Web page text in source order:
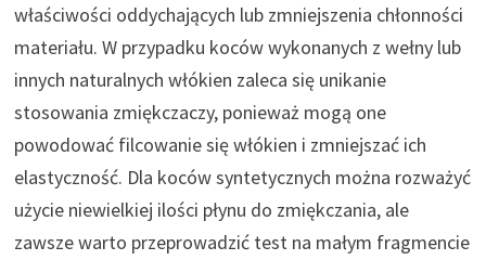
właściwości oddychających lub zmniejszenia chłonności
materiału. W przypadku koców wykonanych z wełny lub
innych naturalnych włókien zaleca się unikanie
stosowania zmiękczaczy, ponieważ mogą one
powodować filcowanie się włókien i zmniejszać ich
elastyczność. Dla koców syntetycznych można rozważyć
użycie niewielkiej ilości płynu do zmiękczania, ale
zawsze warto przeprowadzić test na małym fragmencie